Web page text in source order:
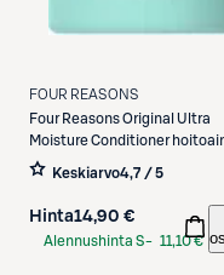
FOUR REASONS
Four ReasonsOriginal Ultra
Moisture Conditioner
300 ml
Keskiarvo4,7 / 5
Hinta14,90 €
Alennushinta S- 11,10 €